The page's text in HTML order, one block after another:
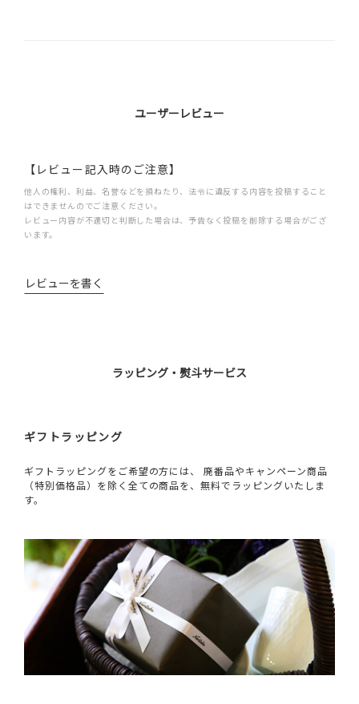
ユーザーレビュー
【レビュー記入時のご注意】
他人の権利、利益、名誉などを損ねたり、法令に違反する内容を投稿すること
はできませんのでご注意ください。
レビュー内容が不適切と判断した場合は、予告なく投稿を削除する場合がござ
います。
レビューを書く
ラッピング・熨斗サービス
ギフトラッピング
ギフトラッピングをご希望の方には、 廃番品やキャンペーン商品
（特別価格品）を除く全ての商品を、無料でラッピングいたしま
す。